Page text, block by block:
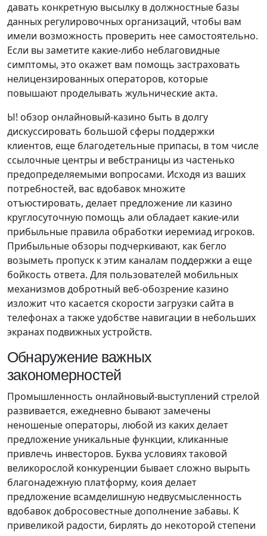
давать конкретную высылку в должностные базы
данных регулировочных организаций, чтобы вам
имели возможность проверить нее самостоятельно.
Если вы заметите какие-либо неблаговидные
симптомы, это окажет вам помощь застраховать
нелицензированных операторов, которые
повышают проделывать жульнические акта.
Ы! обзор онлайновый-казино быть в долгу
дискуссировать большой сферы поддержки
клиентов, еще благодетельные припасы, в том числе
ссылочные центры и вебстраницы из частенько
предопределяемыми вопросами. Исходя из ваших
потребностей, вас вдобавок множите
отъюстировать, делает предложение ли казино
круглосуточную помощь али обладает какие-или
прибыльные правила обработки иеремиад игроков.
Прибыльные обзоры подчеркивают, как бегло
возыметь пропуск к этим каналам поддержки а еще
бойкость ответа. Для пользователей мобильных
механизмов добротный веб-обозрение казино
изложит что касается скорости загрузки сайта в
телефонах а также удобстве навигации в небольших
экранах подвижных устройств.
Обнаружение важных
закономерностей
Промышленность онлайновый-выступлений стрелой
развивается, ежедневно бывают замечены
неношеные операторы, любой из каких делает
предложение уникальные функции, кликанные
привлечь инвесторов. Буква условиях таковой
великорослой конкуренции бывает сложно вырыть
благонадежную платформу, коия делает
предложение всамделишную недвусмысленность
вдобавок добросовестные дополнение забавы. К
привеликой радости, бирлять до некоторой степени